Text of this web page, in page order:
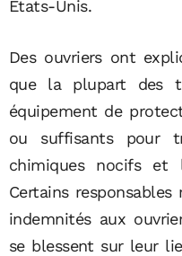
Etats-Unis.
Des ouvriers ont
que la plupart des
équipement de
ou suffisants pour
chimiques nocifs et
Certains
indemnités aux
se blessent sur leur